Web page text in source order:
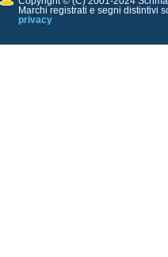
Marchi registrati e segni distintivi
privacy